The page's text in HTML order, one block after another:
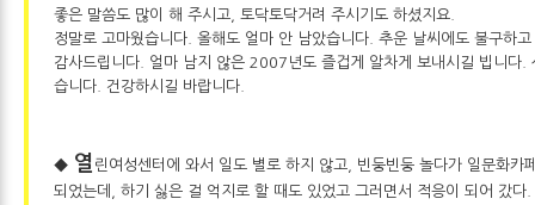
좋은 말씀도 많이 해 주시고, 토닥토닥거려 주시기도 하셨지요.
정말로 고마웠습니다. 올해도 얼마 안 남았습니다. 추운 날씨에도 불구하
감사드립니다. 얼마 남지 않은 2007년도 즐겁게 알차게 보내시길 빕니다.
습니다. 건강하시길 바랍니다.
◆ 열 린여성센터에 와서 일도 별로 하지 않고, 빈둥빈둥 놀다가 일문화카
되었는데, 하기 싫은 걸 억지로 할 때도 있었고 그러면서 적응이 되어 갔다.